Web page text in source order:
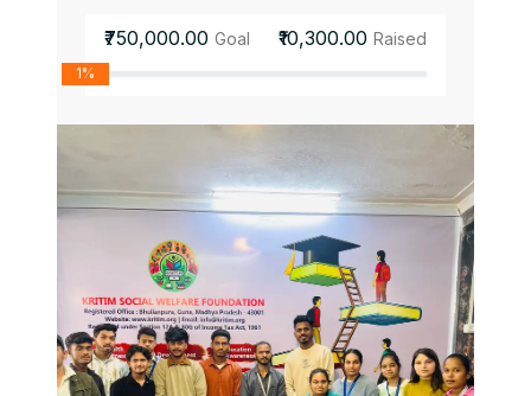
₹750,000.00 Goal ₹10,300.00 Raised
1%